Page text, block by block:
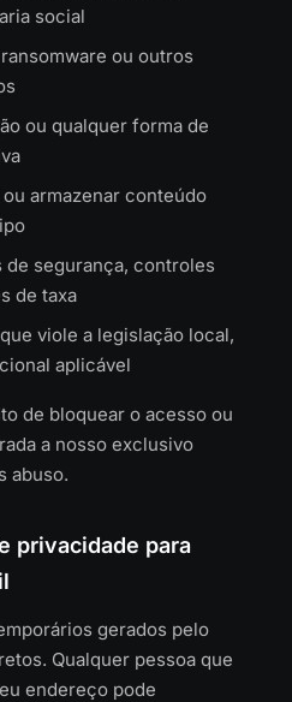
social
ou outros
ou qualquer forma de
armazenar conteúdo
de segurança, controles
de taxa
viole a legislação local,
aplicável
de bloquear o acesso ou
a nosso exclusivo
abuso.
privacidade para
gerados pelo
Qualquer pessoa que
endereço pode